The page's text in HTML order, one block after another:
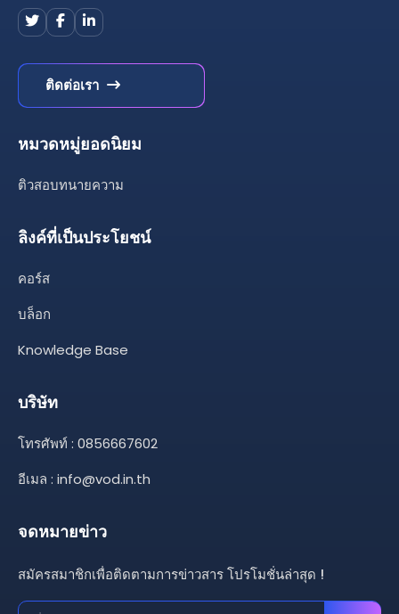
ติดต่อเรา
หมวดหมู่ยอดนิยม
ติวสอบทนายความ
ลิงค์ที่เป็นประโยชน์
คอร์ส
บล็อก
Knowledge Base
บริษัท
โทรศัพท์ : 0856667602
อีเมล : info@vod.in.th
จดหมายข่าว
สมัครสมาชิกเพื่อติดตามการข่าวสาร โปรโมชั่นล่าสุด !